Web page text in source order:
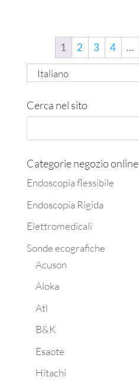
1 2 3 4 …
Italiano
Cerca nel sito
Categorie negozio online
Endoscopia flessibile
Endoscopia Rigida
Elettromedicali
Sonde ecografiche
Acuson
Aloka
Atl
B&K
Esaote
Hitachi